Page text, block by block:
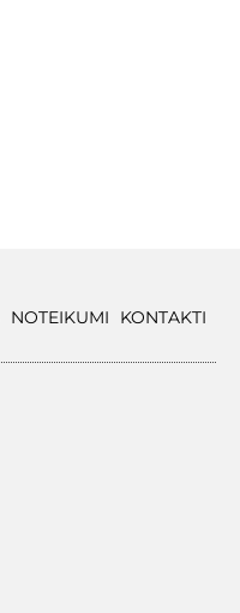
NOTEIKUMI KONTAKTI